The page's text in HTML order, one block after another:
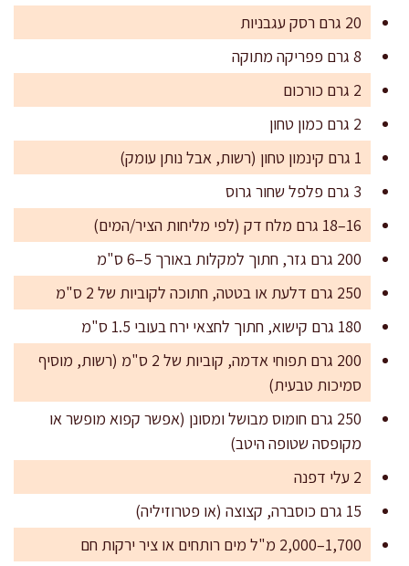
20 גרם רסק עגבניות
8 גרם פפריקה מתוקה
2 גרם כורכום
2 גרם כמון טחון
1 גרם קינמון טחון (רשות, אבל נותן עומק)
3 גרם פלפל שחור גרוס
16–18 גרם מלח דק (לפי מליחות הציר/המים)
200 גרם גזר, חתוך למקלות באורך 5–6 ס"מ
250 גרם דלעת או בטטה, חתוכה לקוביות של 2 ס"מ
180 גרם קישוא, חתוך לחצאי ירח בעובי 1.5 ס"מ
200 גרם תפוחי אדמה, קוביות של 2 ס"מ (רשות, מוסיף
סמיכות טבעית)
250 גרם חומוס מבושל ומסונן (אפשר קפוא מופשר או
מקופסה שטופה היטב)
2 עלי דפנה
15 גרם כוסברה, קצוצה (או פטרוזיליה)
1,700–2,000 מ"ל מים רותחים או ציר ירקות חם